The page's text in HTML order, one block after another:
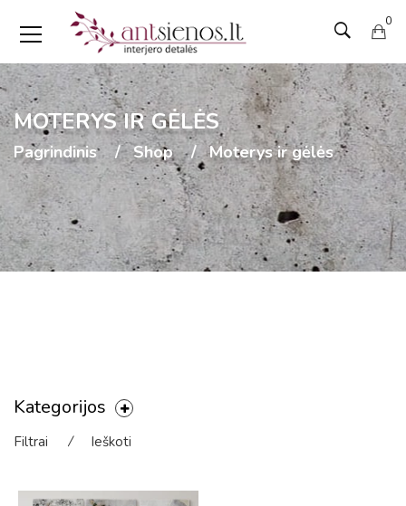
0
MOTERYS IR GĖLĖS
Pagrindinis Shop Moterys ir gėlės
Kategorijos
Filtrai ⁄ Ieškoti